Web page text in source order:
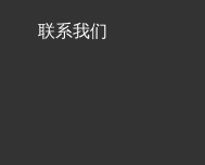
联系我们